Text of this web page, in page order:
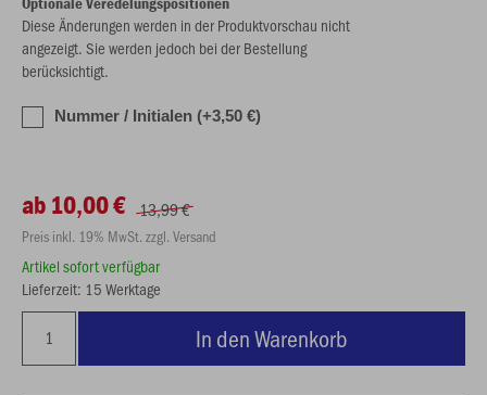
Diese Änderungen werden in der Produktvorschau nicht
angezeigt. Sie werden jedoch bei der Bestellung
berücksichtigt.
Nummer / Initialen (+3,50 €)
ab 10,00 € 13,99 €
Preis inkl. 19% MwSt. zzgl. Versand
Artikel sofort verfügbar
Lieferzeit: 15 Werktage
In den Warenkorb